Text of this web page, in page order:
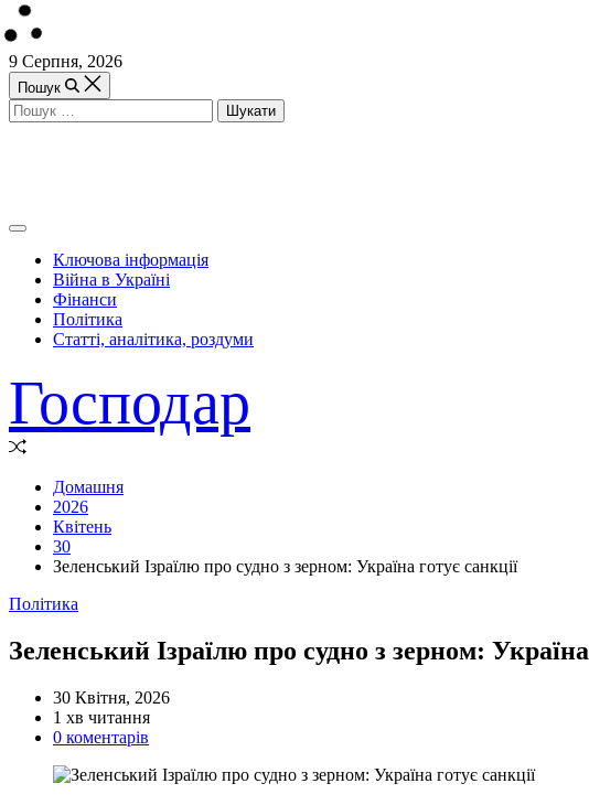
Перейти
до
вмісту
9 Серпня, 2026
Пошук
Пошук:
Off
Canvas
(поза
полотном)
Ключова інформація
Війна в Україні
Фінанси
Політика
Статті, аналітика, роздуми
Господар
Випадкова
Домашня
2026
Квітень
30
Зеленський Ізраїлю про судно з зерном: Україна готує санкції
Категорії
Політика
Зеленський Ізраїлю про судно з зерном: Україна
30 Квітня, 2026
Орієнтовний
час
1 хв читання
0 коментарів